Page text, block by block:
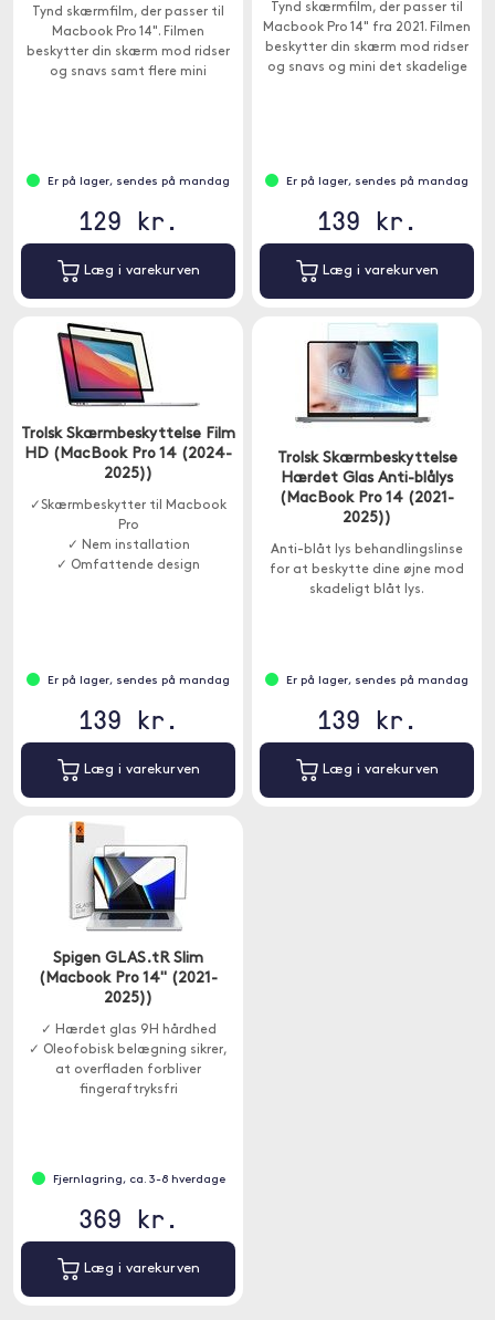
Tynd skærmfilm, der passer til
Macbook Pro 14". Filmen
beskytter din skærm mod ridser
og snavs samt flere mini
Er på lager, sendes på mandag
129 kr.
Læg i varekurven
Tynd skærmfilm, der passer til
Macbook Pro 14" fra 2021. Filmen
beskytter din skærm mod ridser
og snavs og mini det skadelige
Er på lager, sendes på mandag
139 kr.
Læg i varekurven
Trolsk Skærmbeskyttelse Film
HD (MacBook Pro 14 (2024-
2025))
✓Skærmbeskytter til Macbook
Pro
✓ Nem installation
✓ Omfattende design
Er på lager, sendes på mandag
139 kr.
Læg i varekurven
Trolsk Skærmbeskyttelse
Hærdet Glas Anti-blålys
(MacBook Pro 14 (2021-
2025))
Anti-blåt lys behandlingslinse
for at beskytte dine øjne mod
skadeligt blåt lys.
Er på lager, sendes på mandag
139 kr.
Læg i varekurven
Spigen GLAS.tR Slim
(Macbook Pro 14" (2021-
2025))
✓ Hærdet glas 9H hårdhed
✓ Oleofobisk belægning sikrer,
at overfladen forbliver
fingeraftryksfri
Fjernlagring, ca. 3-8 hverdage
369 kr.
Læg i varekurven